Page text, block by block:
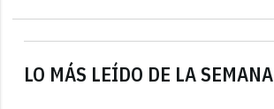
LO MÁS LEÍDO DE LA SEMANA